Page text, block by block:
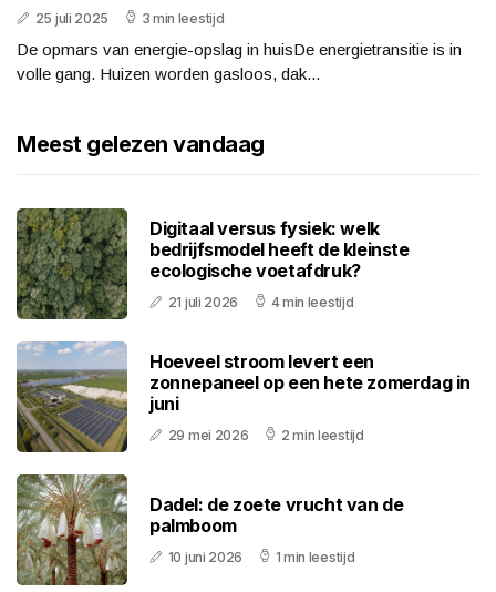
25 juli 2025 3 min leestijd
De opmars van energie-opslag in huisDe energietransitie is in
volle gang. Huizen worden gasloos, dak...
Meest gelezen vandaag
Digitaal versus fysiek: welk
bedrijfsmodel heeft de kleinste
ecologische voetafdruk?
21 juli 2026 4 min leestijd
Hoeveel stroom levert een
zonnepaneel op een hete zomerdag in
juni
29 mei 2026 2 min leestijd
Dadel: de zoete vrucht van de
palmboom
10 juni 2026 1 min leestijd